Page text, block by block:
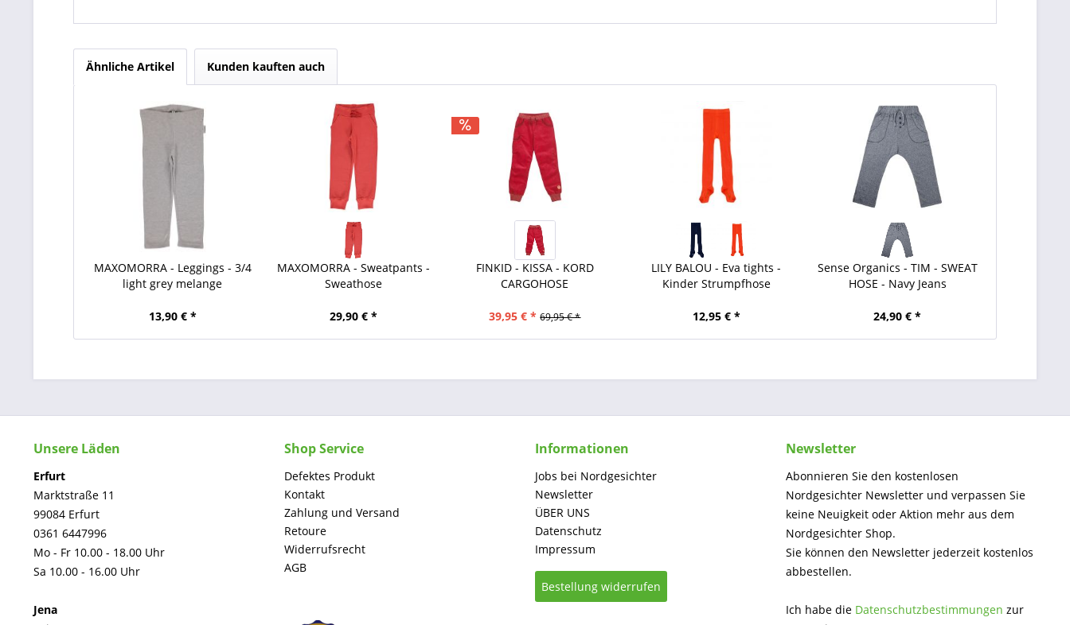
Ähnliche Artikel Kunden kauften auch
MAXOMORRA - Leggings - 3/4
light grey melange
13,90 € *
MAXOMORRA - Sweatpants -
Sweathose
29,90 € *
FINKID - KISSA - KORD
CARGOHOSE
39,95 € * 69,95 € *
LILY BALOU - Eva tights -
Kinder Strumpfhose
12,95 € *
Sense Organics - TIM - SWEAT
HOSE - Navy Jeans
24,90 € *
Unsere Läden
Erfurt
Marktstraße 11
99084 Erfurt
0361 6447996
Mo - Fr 10.00 - 18.00 Uhr
Sa 10.00 - 16.00 Uhr
Jena
Shop Service
Defektes Produkt
Kontakt
Zahlung und Versand
Retoure
Widerrufsrecht
AGB
Informationen
Jobs bei Nordgesichter
Newsletter
ÜBER UNS
Datenschutz
Impressum
Bestellung widerrufen
Newsletter
Abonnieren Sie den kostenlosen
Nordgesichter Newsletter und verpassen Sie
keine Neuigkeit oder Aktion mehr aus dem
Nordgesichter Shop.
Sie können den Newsletter jederzeit kostenlos
abbestellen.
Ich habe die Datenschutzbestimmungen zur